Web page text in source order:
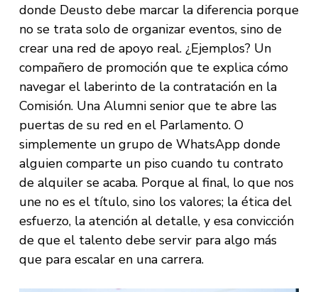
donde Deusto debe marcar la diferencia porque
no se trata solo de organizar eventos, sino de
crear una red de apoyo real. ¿Ejemplos? Un
compañero de promoción que te explica cómo
navegar el laberinto de la contratación en la
Comisión. Una Alumni senior que te abre las
puertas de su red en el Parlamento. O
simplemente un grupo de WhatsApp donde
alguien comparte un piso cuando tu contrato
de alquiler se acaba. Porque al final, lo que nos
une no es el título, sino los valores; la ética del
esfuerzo, la atención al detalle, y esa convicción
de que el talento debe servir para algo más
que para escalar en una carrera.